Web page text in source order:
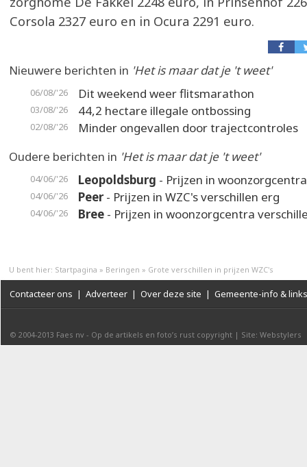
Corsola 2327 euro en in Ocura 2291 euro.
Nieuwere berichten in 'Het is maar dat je 't weet'
06/08/'26 Dit weekend weer flitsmarathon
03/08/'26 44,2 hectare illegale ontbossing
02/08/'26
Minder ongevallen door trajectcontroles
Oudere berichten in 'Het is maar dat je 't weet'
04/06/'26 Leopoldsburg - Prijzen in woonzorgcentra
04/06/'26 Peer- Prijzen in WZC's verschillen erg
04/06/'26 Bree - Prijzen in woonzorgcentra
U bent hier: Startpagina » Beringen » Grote verschillen in prijzen WZC's
Contacteer ons | Adverteer | Over deze site | Gemeente-info & links
© 2004-2013 Faes nv - Op de artikels en foto’s rust copyright | Site: Webstylers